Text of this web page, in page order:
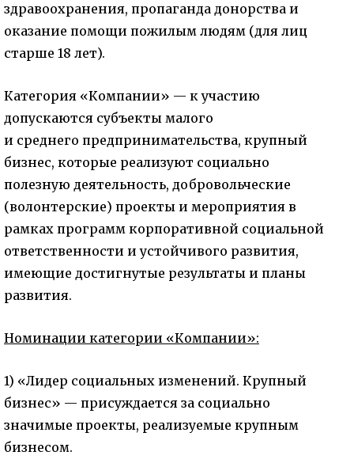
здравоохранения, пропаганда донорства и
оказание помощи пожилым людям (для лиц
старше 18 лет).
Категория «Компании» — к участию
допускаются субъекты малого
и среднего предпринимательства, крупный
бизнес, которые реализуют социально
полезную деятельность, добровольческие
(волонтерские) проекты и мероприятия в
рамках программ корпоративной социальной
ответственности и устойчивого развития,
имеющие достигнутые результаты и планы
развития.
Номинации категории «Компании»:
1) «Лидер социальных изменений. Крупный
бизнес» — присуждается за социально
значимые проекты, реализуемые крупным
бизнесом.